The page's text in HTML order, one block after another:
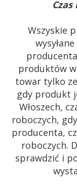
Wszyskie
produktów
towar tylko
gdy produkt
Włoszech,
roboczych,
producenta,
roboczych.
sprawdzić i